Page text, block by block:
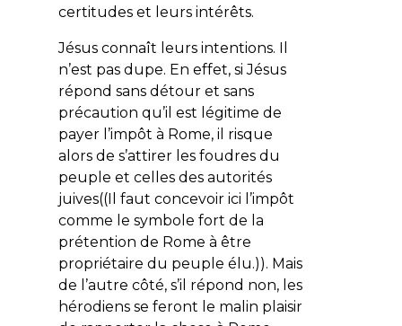
certitudes et leurs intérêts.
Jésus connaît leurs intentions. Il
n’est pas dupe. En effet, si Jésus
répond sans détour et sans
précaution qu’il est légitime de
payer l’impôt à Rome, il risque
alors de s’attirer les foudres du
peuple et celles des autorités
juives((Il faut concevoir ici l’impôt
comme le symbole fort de la
prétention de Rome à être
propriétaire du peuple élu.)). Mais
de l’autre côté, s’il répond non, les
hérodiens se feront le malin plaisir